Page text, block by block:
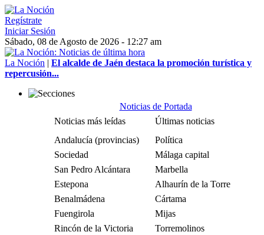
Regístrate
Iniciar Sesión
Sábado, 08 de Agosto de 2026 - 12:27 am
La Noción | El alcalde de Jaén destaca la promoción turística y
repercusión...
Noticias de Portada
Noticias más leídas
Últimas noticias
Andalucía (provincias)
Política
Sociedad
Málaga capital
San Pedro Alcántara
Marbella
Estepona
Alhaurín de la Torre
Benalmádena
Cártama
Fuengirola
Mijas
Rincón de la Victoria
Torremolinos